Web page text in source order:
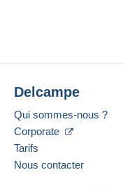
Delcampe
Qui sommes-nous ?
Corporate
Tarifs
Nous contacter